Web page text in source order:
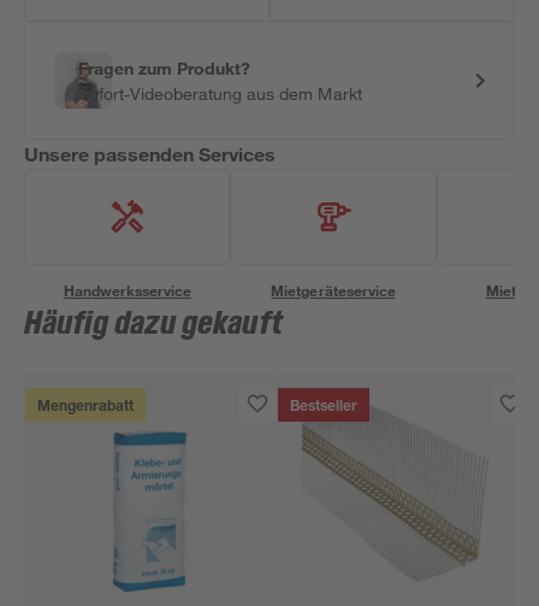
Fragen zum Produkt?
Sofort-Videoberatung aus dem Markt
Unsere passenden Services
Handwerksservice Mietgeräteservice
Häufig dazu gekauft
Mengenrabatt Bestseller